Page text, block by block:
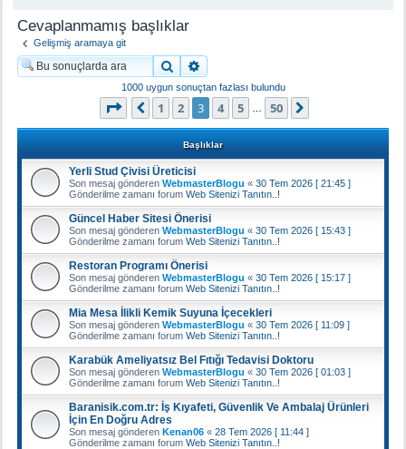
Cevaplanmamış başlıklar
Gelişmiş aramaya git
Ara
1000 uygun sonuçtan fazlası bulundu
3 . sayfa (Toplam50 sayfa)
Önceki
1 2 3 4 5 50
Başlıklar
Yerli Stud Çivisi Üreticisi
Son mesaj gönderen WebmasterBlogu « 30 Tem 2026 [ 21:45 ]
Gönderilme zamanı forum Web Sitenizi Tanıtın..!
Güncel Haber Sitesi Önerisi
Son mesaj gönderen WebmasterBlogu « 30 Tem 2026 [ 15:43 ]
Gönderilme zamanı forum Web Sitenizi Tanıtın..!
Restoran Programı Önerisi
Son mesaj gönderen WebmasterBlogu « 30 Tem 2026 [ 15:17 ]
Gönderilme zamanı forum Web Sitenizi Tanıtın..!
Mia Mesa İlikli Kemik Suyuna İçecekleri
Son mesaj gönderen WebmasterBlogu « 30 Tem 2026 [ 11:09 ]
Gönderilme zamanı forum Web Sitenizi Tanıtın..!
Karabük Ameliyatsız Bel Fıtığı Tedavisi Doktoru
Son mesaj gönderen WebmasterBlogu « 30 Tem 2026 [ 01:03 ]
Gönderilme zamanı forum Web Sitenizi Tanıtın..!
Baranisik.com.tr: İş Kıyafeti, Güvenlik Ve Ambalaj Ürünleri
İçin En Doğru Adres
Son mesaj gönderen Kenan06 « 28 Tem 2026 [ 11:44 ]
Gönderilme zamanı forum Web Sitenizi Tanıtın..!